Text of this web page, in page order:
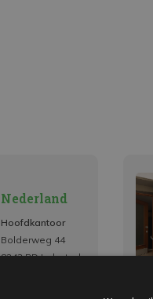
Nederland
Hoofdkantoor
Bolderweg 44
8243 RD Lelystad